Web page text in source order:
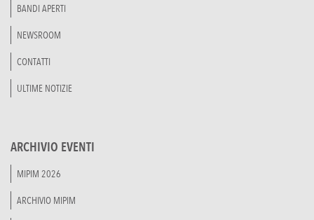
BANDI APERTI
NEWSROOM
CONTATTI
ULTIME NOTIZIE
ARCHIVIO EVENTI
MIPIM 2026
ARCHIVIO MIPIM